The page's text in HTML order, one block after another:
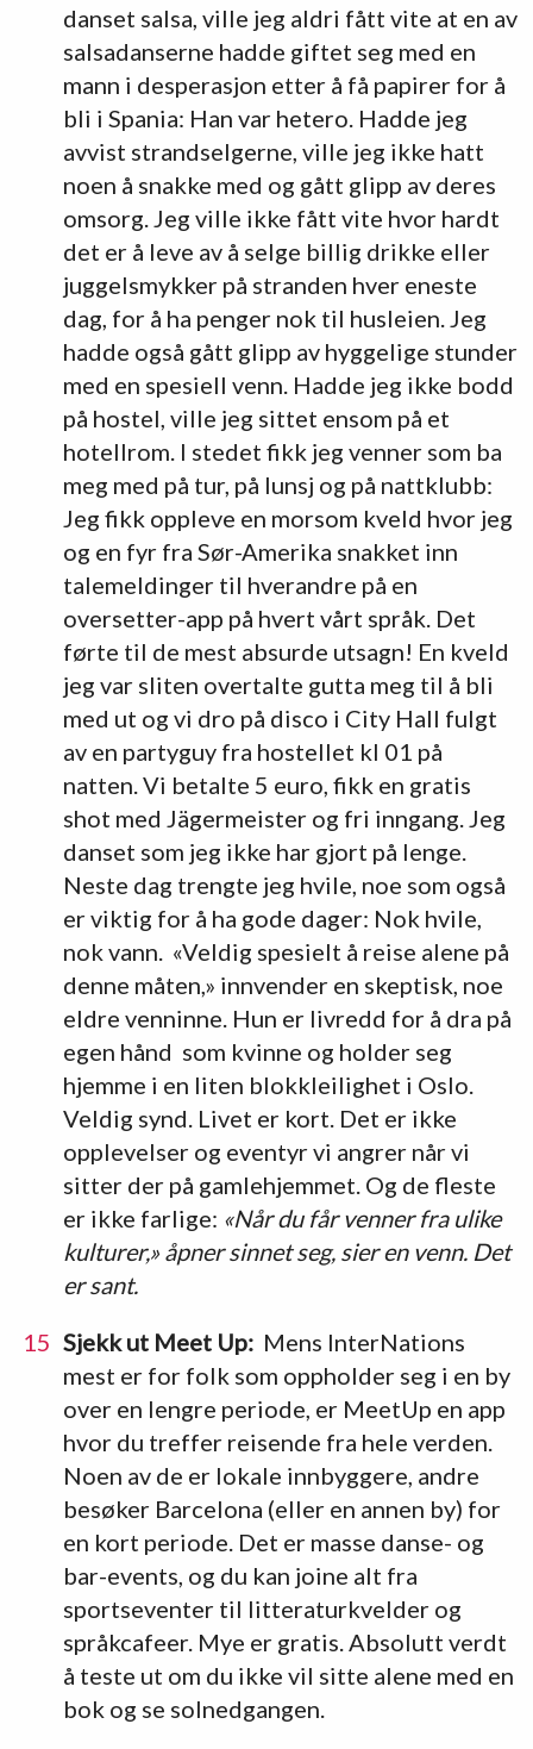
danset salsa, ville jeg aldri fått vite at en av
salsadanserne hadde giftet seg med en
mann i desperasjon etter å få papirer for å
bli i Spania: Han var hetero. Hadde jeg
avvist strandselgerne, ville jeg ikke hatt
noen å snakke med og gått glipp av deres
omsorg. Jeg ville ikke fått vite hvor hardt
det er å leve av å selge billig drikke eller
juggelsmykker på stranden hver eneste
dag, for å ha penger nok til husleien. Jeg
hadde også gått glipp av hyggelige stunder
med en spesiell venn. Hadde jeg ikke bodd
på hostel, ville jeg sittet ensom på et
hotellrom. I stedet fikk jeg venner som ba
meg med på tur, på lunsj og på nattklubb:
Jeg fikk oppleve en morsom kveld hvor jeg
og en fyr fra Sør-Amerika snakket inn
talemeldinger til hverandre på en
oversetter-app på hvert vårt språk. Det
førte til de mest absurde utsagn! En kveld
jeg var sliten overtalte gutta meg til å bli
med ut og vi dro på disco i City Hall fulgt
av en partyguy fra hostellet kl 01 på
natten. Vi betalte 5 euro, fikk en gratis
shot med Jägermeister og fri inngang. Jeg
danset som jeg ikke har gjort på lenge.
Neste dag trengte jeg hvile, noe som også
er viktig for å ha gode dager: Nok hvile,
nok vann. «Veldig spesielt å reise alene på
denne måten,» innvender en skeptisk, noe
eldre venninne. Hun er livredd for å dra på
egen hånd som kvinne og holder seg
hjemme i en liten blokkleilighet i Oslo.
Veldig synd. Livet er kort. Det er ikke
opplevelser og eventyr vi angrer når vi
sitter der på gamlehjemmet. Og de fleste
er ikke farlige: «Når du får venner fra ulike
kulturer,» åpner sinnet seg, sier en venn. Det
er sant.
Sjekk ut Meet Up: Mens InterNations
mest er for folk som oppholder seg i en by
over en lengre periode, er MeetUp en app
hvor du treffer reisende fra hele verden.
Noen av de er lokale innbyggere, andre
besøker Barcelona (eller en annen by) for
en kort periode. Det er masse danse- og
bar-events, og du kan joine alt fra
sportseventer til litteraturkvelder og
språkcafeer. Mye er gratis. Absolutt verdt
å teste ut om du ikke vil sitte alene med en
bok og se solnedgangen.